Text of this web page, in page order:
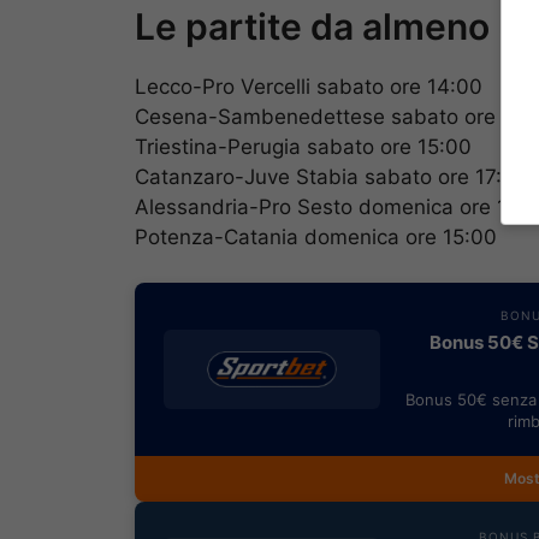
Le partite da almeno
Lecco-Pro Vercelli sabato ore 14:00
Cesena-Sambenedettese sabato ore
Triestina-Perugia sabato ore 15:00
Catanzaro-Juve Stabia sabato ore 17:30
Alessandria-Pro Sesto domenica ore 15:00
Potenza-Catania domenica ore 15:00
Bonus 50€
Bonus 50€
BONUS